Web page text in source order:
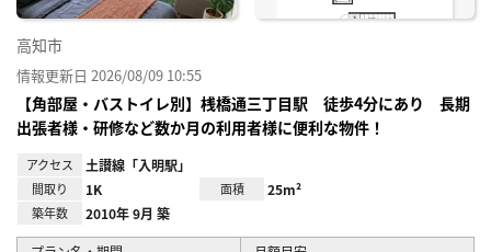
高知市
情報更新日 2026/08/09 10:55
【角部屋・バストイレ別】桟橋通三丁目駅 徒歩4分にあり 長期
出張者様・研修など数か月の利用者様に便利な物件！
アクセス 土讃線「入明駅」
間取り 1K 面積 25m²
築年数 2010年 9月 築